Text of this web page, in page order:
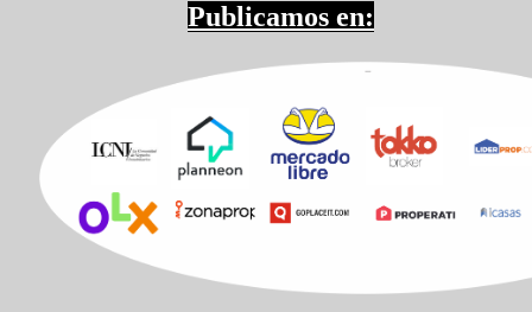
Publicamos en: